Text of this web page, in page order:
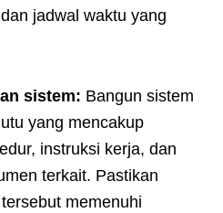
jadwal waktu yang
sistem: Bangun sistem
yang mencakup
instruksi kerja, dan
terkait. Pastikan
memenuhi